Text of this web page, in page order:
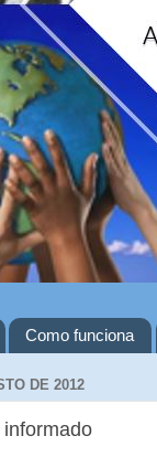
Como funciona
DE 2012